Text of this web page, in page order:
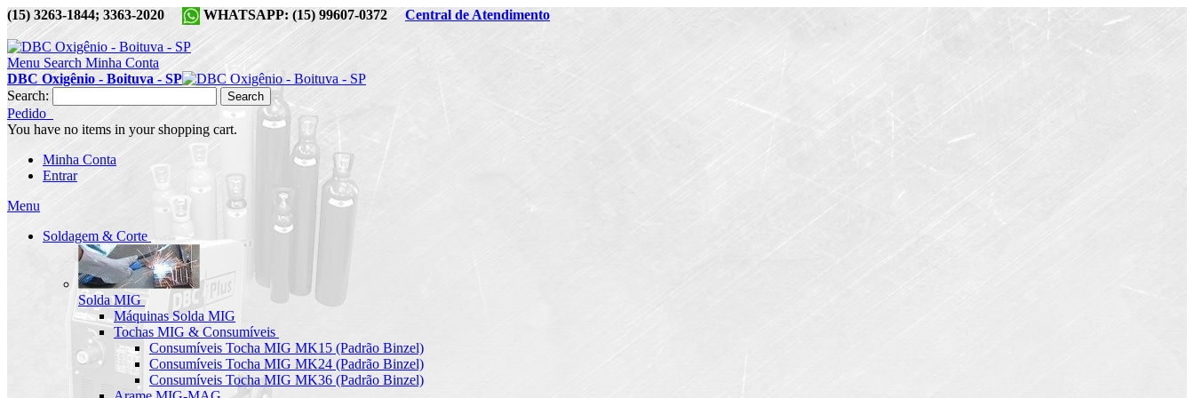
(15) 3263-1844; 3363-2020 WHATSAPP: (15) 99607-0372 Central de Atendimento
Menu Search Minha Conta
DBC Oxigênio - Boituva - SP
Search:
Search
Pedido
You have no items in your shopping cart.
Minha Conta
Entrar
Menu
Soldagem & Corte
Solda MIG
Máquinas Solda MIG
Tochas MIG & Consumíveis
Consumíveis Tocha MIG MK15 (Padrão Binzel)
Consumíveis Tocha MIG MK24 (Padrão Binzel)
Consumíveis Tocha MIG MK36 (Padrão Binzel)